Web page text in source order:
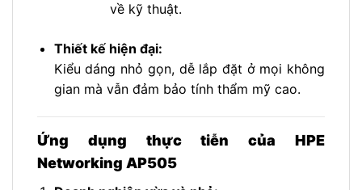
về kỹ thuật.
Thiết kế hiện đại:
Kiểu dáng nhỏ gọn, dễ lắp đặt ở mọi không
gian mà vẫn đảm bảo tính thẩm mỹ cao.
Ứng dụng thực tiễn của HPE
Networking AP505